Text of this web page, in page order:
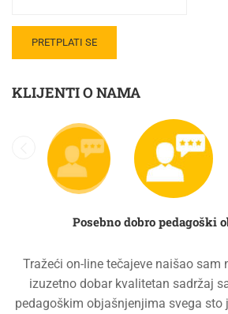
KLIJENTI O NAMA
Posebno dobro pedagoški
Tražeći on-line tečajeve naišao sam
izuzetno dobar kvalitetan sadržaj
pedagoškim objašnjenjima svega sto